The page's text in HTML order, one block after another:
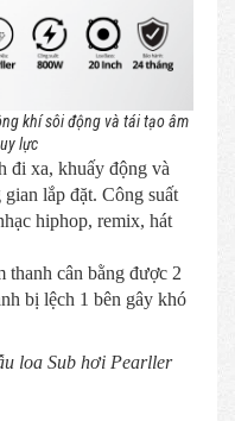
khí sôi động và tái tạo âm
lực
đi xa, khuấy động và
lắp đặt. Công suất
hiphop, remix, hát
thanh cân bằng được 2
bị lệch 1 bên gây khó
loa Sub hơi Pearller